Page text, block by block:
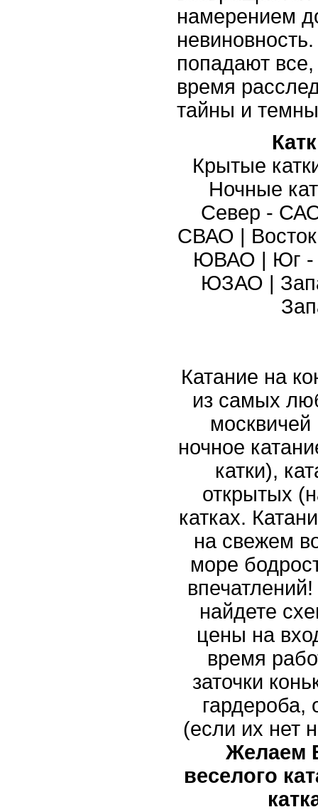
намерением
попадают
время
тайны и
Крытые
Ночные
Север -
СВАО |
ЮВАО | Юг
ЮЗАО |
Катание на
из самых
ночное
катки),
открытых
катках.
на свежем
море
найдете
цены на
время
заточки
(если их нет
Желаем
веселого